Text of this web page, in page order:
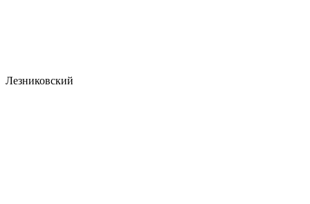
Лезниковский